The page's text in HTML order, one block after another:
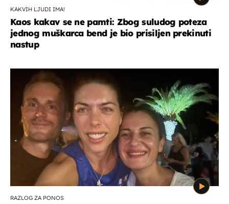
KAKVIH LJUDI IMA!
Kaos kakav se ne pamti: Zbog suludog poteza
jednog muškarca bend je bio prisiljen prekinuti
nastup
RAZLOG ZA PONOS